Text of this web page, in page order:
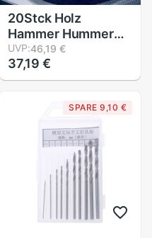
20Stck Holz
Hammer Hummer
Schalentiere
Krabben Hartholz
Hammer Hammer
Jungen Mädchen
Leder Handwerk
Schmuck Machen
UVP:46,19 €
37,19 €
SPARE 9,10 €